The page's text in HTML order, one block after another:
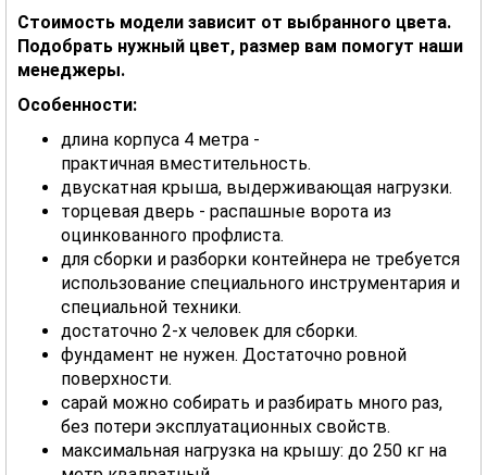
Стоимость модели зависит от выбранного цвета.
Подобрать нужный цвет, размер вам помогут наши
менеджеры.
Особенности:
длина корпуса 4 метра -
практичная вместительность.
двускатная крыша, выдерживающая нагрузки.
торцевая дверь - распашные ворота из
оцинкованного профлиста.
для сборки и разборки контейнера не требуется
использование специального инструментария и
специальной техники.
достаточно 2-х человек для сборки.
фундамент не нужен. Достаточно ровной
поверхности.
сарай можно собирать и разбирать много раз,
без потери эксплуатационных свойств.
максимальная нагрузка на крышу: до 250 кг на